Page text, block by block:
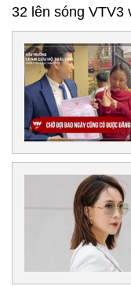
32 lên sóng VTV3